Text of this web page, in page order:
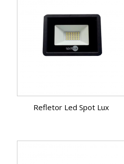
Refletor Led Spot Lux